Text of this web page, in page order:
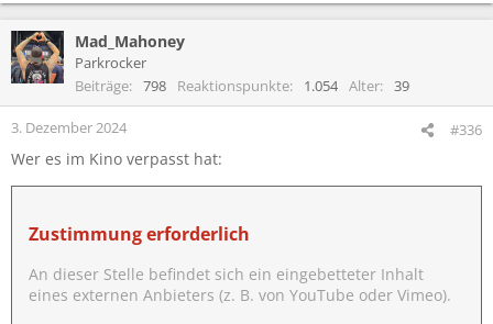
a
k
t
i
n
e
n
:
Mad_Mahoney
Parkrocker
Beiträge
798 Reaktionspunkte 1.054 Alter 39
3. Dezember 2024 #336
Wer es im Kino verpasst hat:
Zustimmung erforderlich
An dieser Stelle befindet sich ein eingebetteter Inhalt
eines externen Anbieters (z. B. von YouTube oder Vimeo).